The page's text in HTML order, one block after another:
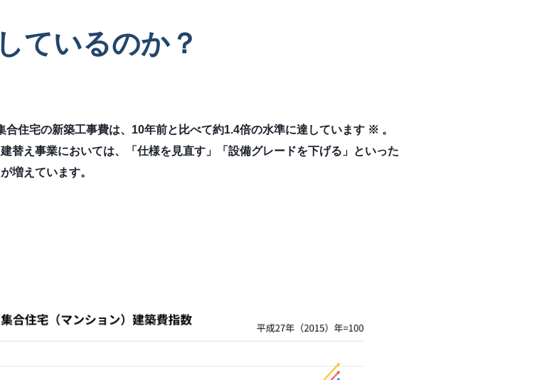
ているのか？
住宅の新築工事費は、10年前と比べて約1.4倍の水準に達しています ※ 。
替え事業においては、「仕様を見直す」「設備グレードを下げる」といった
増えています。